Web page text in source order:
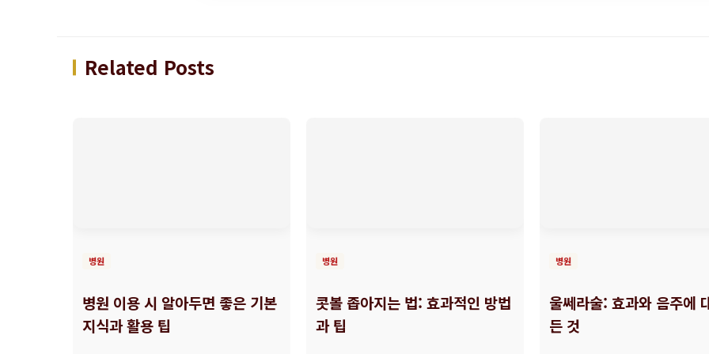
Related Posts
병원
병원 이용 시 알아두면 좋은 기본
지식과 활용 팁
병원
콧볼 좁아지는 법: 효과적인 방법
과 팁
병원
울쎄라술: 효과와 음주에
든 것